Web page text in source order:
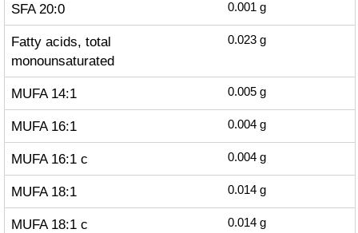
SFA 20:0 0.001 g
Fatty acids, total
monounsaturated
0.023 g
MUFA 14:1 0.005 g
MUFA 16:1 0.004 g
MUFA 16:1 c 0.004 g
MUFA 18:1 0.014 g
MUFA 18:1 c 0.014 g